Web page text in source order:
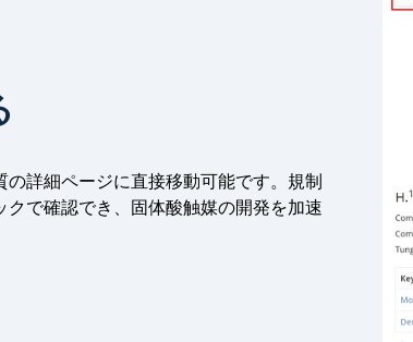
詳細ページに直接移動可能です。規制
で確認でき、固体酸触媒の開発を加速